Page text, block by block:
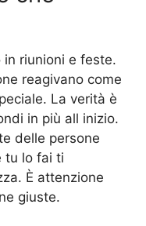
riunioni e feste.
reagivano come
La verità è
in più all inizio.
delle persone
tu lo fai ti
È attenzione
giuste.